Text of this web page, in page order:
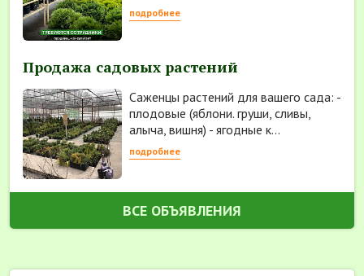
подробнее
Продажа садовых растений
Саженцы растений для вашего сада: -
плодовые (яблони. груши, сливы,
алыча, вишня) - ягодные к...
подробнее
ВСЕ ОБЪЯВЛЕНИЯ